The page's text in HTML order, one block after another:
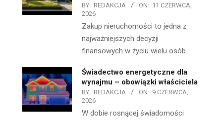
BY: REDAKCJA ON: 11 CZERWCA,
2026
Zakup nieruchomości to jedna z
najważniejszych decyzji
finansowych w życiu wielu osób.
Świadectwo energetyczne dla
wynajmu – obowiązki właściciela
BY: REDAKCJA ON: 9 CZERWCA,
2026
W dobie rosnącej świadomości